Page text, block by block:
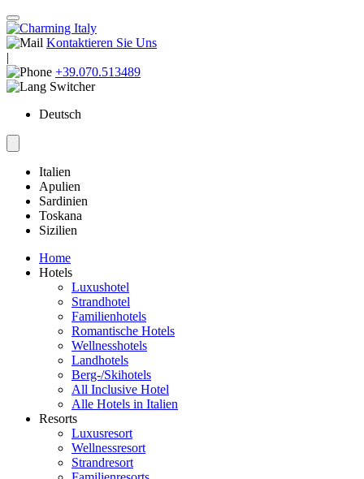
Kontaktieren Sie Uns
|
+39.070.513489
Deutsch
Italien
Apulien
Sardinien
Toskana
Sizilien
Home
Hotels
Luxushotel
Strandhotel
Familienhotels
Romantische Hotels
Wellnesshotels
Landhotels
Berg-/Skihotels
All Inclusive Hotel
Alle Hotels in Italien
Resorts
Luxusresort
Wellnessresort
Strandresort